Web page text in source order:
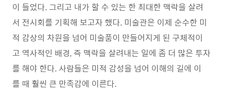
이 들었다. 그리고 내가 할 수 있는 한 최대한 맥락을 살려
서 전시회를 기획해 보고자 했다. 미술관은 이제 순수한 미
적 감상의 차원을 넘어 미술품이 만들어지게 된 구체적이
고 역사적인 배경, 즉 맥락을 살려내는 일에 좀 더 많은 투자
를 해야 한다. 사람들은 미적 감성을 넘어 이해의 길에 이
를 때 훨씬 큰 만족감에 이른다.